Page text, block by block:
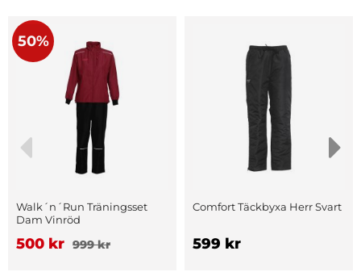
50%
Walk´n´Run Träningsset
Dam Vinröd
500 kr 999 kr
Comfort Täckbyxa Herr Svart
599 kr